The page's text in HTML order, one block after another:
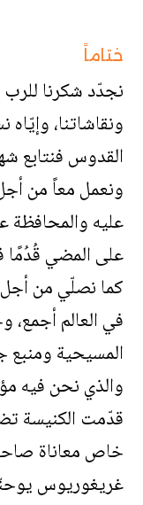
ختاماً
نجدّد شكرنا للرب
ونقاشاتنا،
القدوس فنتابع
ونعمل معاً من
عليه والمحافظة
على المضي قُدُمًا
كما نصلّي من أجل
في العالم
المسيحية ومنبع
والذي نحن فيه
قدّمت الكنيسة
خاص معاناة
غريغوريوس